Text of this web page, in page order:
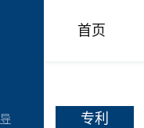
首页
专利